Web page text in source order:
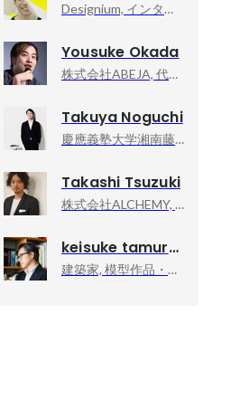
Designium, インタラクションデザイナー
Yousuke Okada
株式会社ABEJA, 代表取締役社長CEO
Takuya Noguchi
慶應義塾大学湘南藤沢キャンパス, 環境情報学部
Takashi Tsuzuki
株式会社ALCHEMY, 代表取締役
keisuke tamura
建築家, 模型作品・執筆活動